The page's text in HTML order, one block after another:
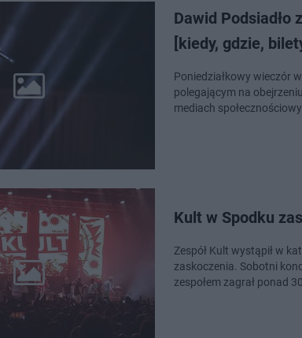
Dawid Podsiadło
[kiedy, gdzie,
Poniedziałkowy wieczór
polegającym na
mediach
Kult w Spodku
Zespół Kult wystąpił w
zaskoczenia. Sobotni
zespołem zagrał ponad